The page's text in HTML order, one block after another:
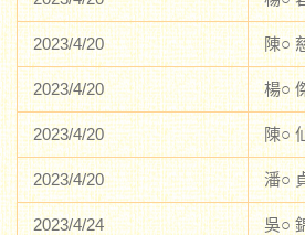
2023/4/20 陳○
2023/4/20 楊○
2023/4/20 陳○
2023/4/20 潘○
2023/4/24 吳○